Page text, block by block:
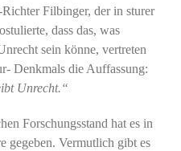
Filbinger, der in sturer
dass das, was
sein könne, vertreten
Denkmals die Auffassung:
Unrecht.“
Forschungsstand hat es in
gegeben. Vermutlich gibt es